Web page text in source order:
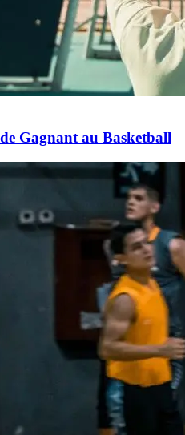
Gagnant au Basketball